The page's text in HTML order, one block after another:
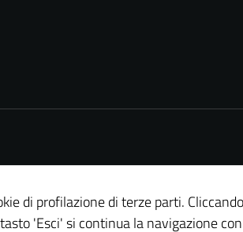
di profilazione di terze parti.
'Esci' si continua la navigazione